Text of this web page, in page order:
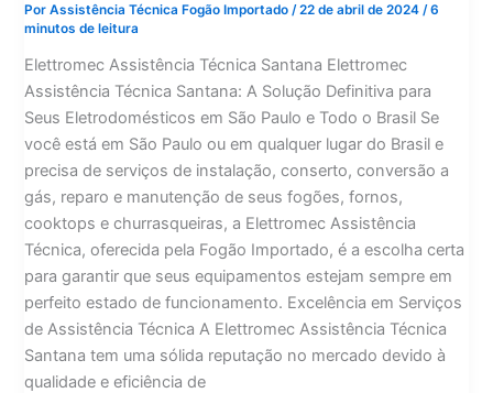
PorAssistência Técnica Fogão Importado /22 de abril de 2024 /6
minutos de leitura
Elettromec Assistência Técnica Santana Elettromec
Assistência Técnica Santana: A Solução Definitiva para
Seus Eletrodomésticos em São Paulo e Todo o Brasil Se
você está em São Paulo ou em qualquer lugar do Brasil e
precisa de serviços de instalação, conserto, conversão a
gás, reparo e manutenção de seus fogões, fornos,
cooktops e churrasqueiras, a Elettromec Assistência
Técnica, oferecida pela Fogão Importado, é a escolha certa
para garantir que seus equipamentos estejam sempre em
perfeito estado de funcionamento. Excelência em Serviços
de Assistência Técnica A Elettromec Assistência Técnica
Santana tem uma sólida reputação no mercado devido à
qualidade e eficiência de